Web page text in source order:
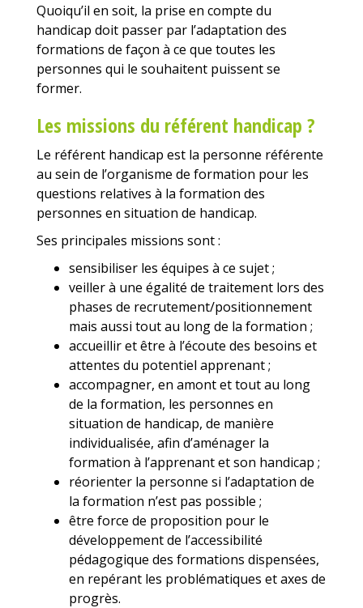
Quoiqu’il en soit, la prise en compte du
handicap doit passer par l’adaptation des
formations de façon à ce que toutes les
personnes qui le souhaitent puissent se
former.
Les missions du référent handicap ?
Le référent handicap est la personne référente
au sein de l’organisme de formation pour les
questions relatives à la formation des
personnes en situation de handicap.
Ses principales missions sont :
sensibiliser les équipes à ce sujet ;
veiller à une égalité de traitement lors des
phases de recrutement/positionnement
mais aussi tout au long de la formation ;
accueillir et être à l’écoute des besoins et
attentes du potentiel apprenant ;
accompagner, en amont et tout au long
de la formation, les personnes en
situation de handicap, de manière
individualisée, afin d’aménager la
formation à l’apprenant et son handicap ;
réorienter la personne si l’adaptation de
la formation n’est pas possible ;
être force de proposition pour le
développement de l’accessibilité
pédagogique des formations dispensées,
en repérant les problématiques et axes de
progrès.